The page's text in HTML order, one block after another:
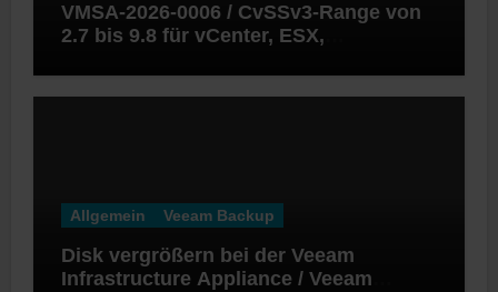
VMSA-2026-0006 / CvSSv3-Range von
2.7 bis 9.8 für vCenter, ESX,
Allgemein Veeam Backup
Disk vergrößern bei der Veeam
Infrastructure Appliance / Veeam